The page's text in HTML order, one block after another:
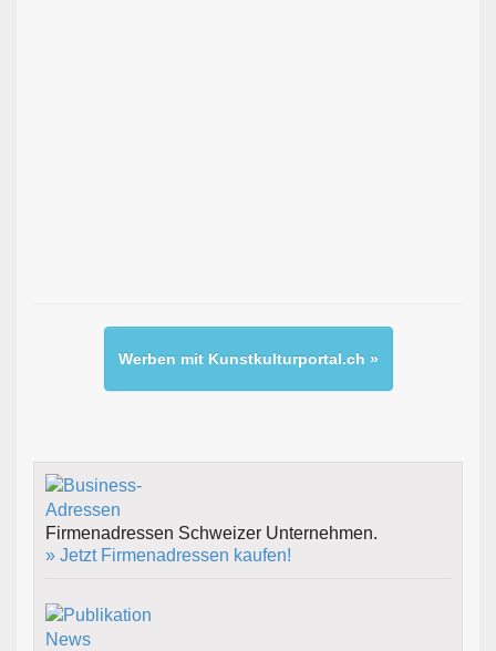
Werben mit Kunstkulturportal.ch »
Firmenadressen Schweizer Unternehmen.
» Jetzt Firmenadressen kaufen!